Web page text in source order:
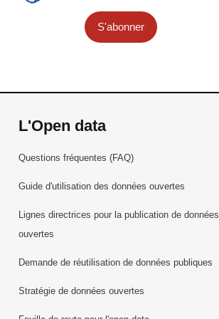
S'abonner
L'Open data
Questions fréquentes (FAQ)
Guide d'utilisation des données ouvertes
Lignes directrices pour la publication de données
ouvertes
Demande de réutilisation de données publiques
Stratégie de données ouvertes